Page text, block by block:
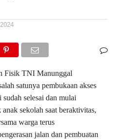
Fisik TNI Manunggal
satunya pembukaan akses
selesai dan mulai
sekolah saat beraktivitas,
warga terus
jalan dan pembuatan